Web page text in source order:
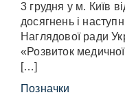
3 грудня у м. Київ
досягнень і
Наглядової ради
«Розвиток медичної
[…]
Позначки